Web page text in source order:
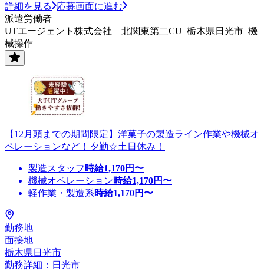
詳細を見る
応募画面に進む
派遣労働者
UTエージェント株式会社 北関東第二CU_栃木県日光市_機
械操作
【12月頭までの期間限定】洋菓子の製造ライン作業や機械オ
ペレーションなど！夕勤☆土日休み！
製造スタッフ 時給1,170円〜
機械オペレーション時給1,170円〜
軽作業・製造系時給1,170円〜
勤務地
面接地
栃木県日光市
勤務詳細：日光市